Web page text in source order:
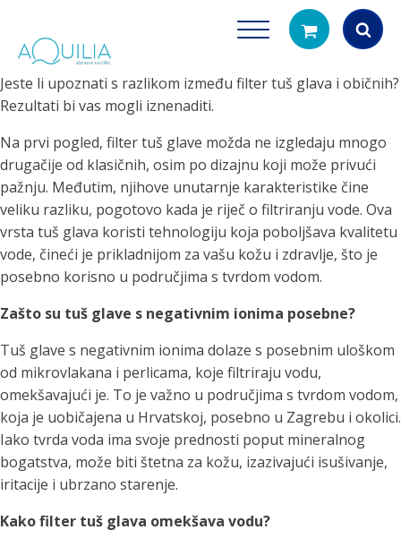
search
Jeste li upoznati s razlikom između filter tuš glava i običnih?
Rezultati bi vas mogli iznenaditi.
Na prvi pogled, filter tuš glave možda ne izgledaju mnogo
drugačije od klasičnih, osim po dizajnu koji može privući
pažnju. Međutim, njihove unutarnje karakteristike čine
veliku razliku, pogotovo kada je riječ o filtriranju vode. Ova
vrsta tuš glava koristi tehnologiju koja poboljšava kvalitetu
vode, čineći je prikladnijom za vašu kožu i zdravlje, što je
posebno korisno u područjima s tvrdom vodom.
Zašto su tuš glave s negativnim ionima posebne?
Tuš glave s negativnim ionima dolaze s posebnim uloškom
od mikrovlakana i perlicama, koje filtriraju vodu,
omekšavajući je. To je važno u područjima s tvrdom vodom,
koja je uobičajena u Hrvatskoj, posebno u Zagrebu i okolici.
Iako tvrda voda ima svoje prednosti poput mineralnog
bogatstva, može biti štetna za kožu, izazivajući isušivanje,
iritacije i ubrzano starenje.
Kako filter tuš glava omekšava vodu?
Tuš glave
filtriranje vode za tuširanje
Vrčevi za
Potpuno prijenosno